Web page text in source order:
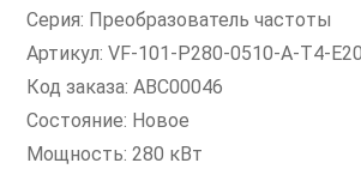
Серия: Преобразователь частоты
Артикул: VF-101-P280-0510-A-T4-
Код заказа: ABC00046
Состояние: Новое
Мощность: 280 кВт